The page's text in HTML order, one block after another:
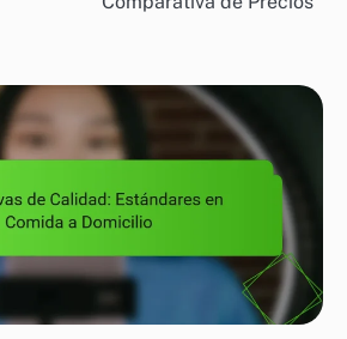
COMIDA A DOMICILIO
en
Comida a Domicilio vs
Restaurantes:
Comparativa de Precios